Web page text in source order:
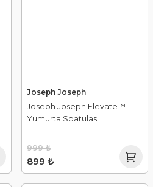
Joseph Joseph
Joseph Joseph Elevate™
Yumurta Spatulası
899 ₺
999 ₺